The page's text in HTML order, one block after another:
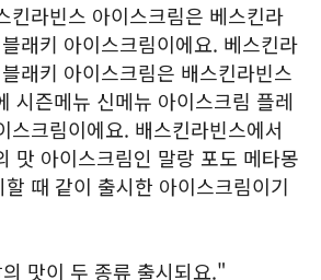
킨라빈스 아이스크림은 베스킨라
래키 아이스크림이에요. 베스킨라
래키 아이스크림은 배스킨라빈스
시즌메뉴 신메뉴 아이스크림 플레
스크림이에요. 배스킨라빈스에서
맛 아이스크림인 말랑 포도 메타몽
때 같이 출시한 아이스크림이기
맛이 두 종류 출시되요."